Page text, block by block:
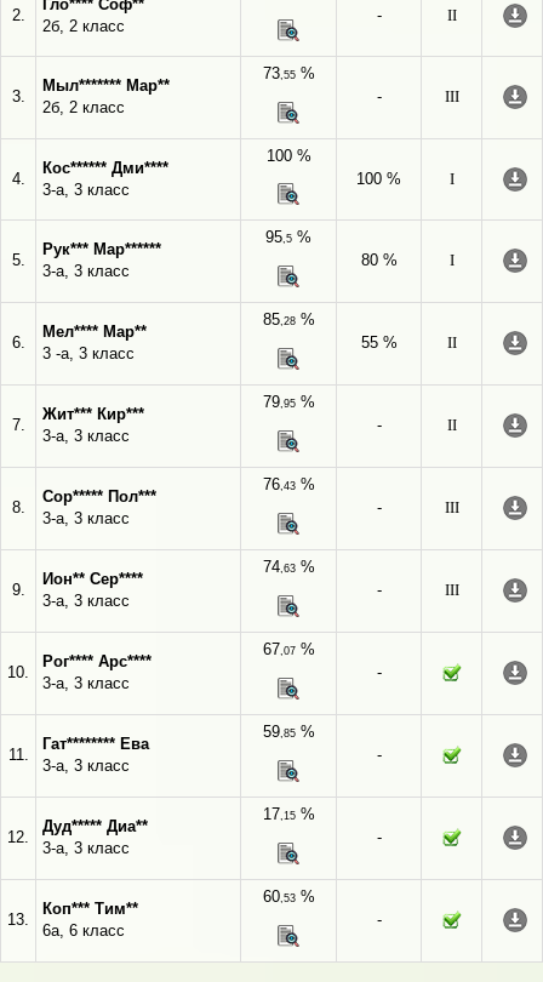
2.
Гло**** Соф**
2б, 2 класс
-
II
3.
Мыл******* Мар**
2б, 2 класс
73,55%
-
III
4.
Кос****** Дми****
3-а, 3 класс
100 %
100 %
I
5.
Рук*** Мар******
3-а, 3 класс
95,5 %
80 %
I
6.
Мел**** Мар**
3 -а, 3 класс
85,28%
55 %
II
7.
Жит*** Кир***
3-а, 3 класс
79,95%
-
II
8.
Сор***** Пол***
3-а, 3 класс
76,43%
-
III
9.
Ион** Сер****
3-а, 3 класс
74,63%
-
III
10.
Рог**** Арс****
3-а, 3 класс
67,07%
-
11.
Гат******** Ева
3-а, 3 класс
59,85%
-
12.
Дуд***** Диа**
3-а, 3 класс
17,15%
-
13.
Коп*** Тим**
6а, 6 класс
60,53%
-